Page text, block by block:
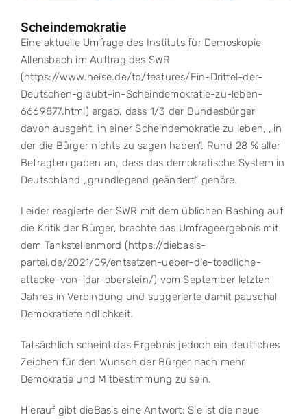
Scheindemokratie
Eine aktuelle Umfrage des Instituts für Demoskopie
Allensbach im Auftrag des SWR
(https://www.heise.de/tp/features/Ein-Drittel-der-
Deutschen-glaubt-in-Scheindemokratie-zu-leben-
6669877.html) ergab, dass 1/3 der Bundesbürger
davon ausgeht, in einer Scheindemokratie zu leben, „in
der die Bürger nichts zu sagen haben“. Rund 28 % aller
Befragten gaben an, dass das demokratische System in
Deutschland „grundlegend geändert“ gehöre.
Leider reagierte der SWR mit dem üblichen Bashing auf
die Kritik der Bürger, brachte das Umfrageergebnis mit
dem Tankstellenmord (https://diebasis-
partei.de/2021/09/entsetzen-ueber-die-toedliche-
attacke-von-idar-oberstein/) vom September letzten
Jahres in Verbindung und suggerierte damit pauschal
Demokratiefeindlichkeit.
Tatsächlich scheint das Ergebnis jedoch ein deutliches
Zeichen für den Wunsch der Bürger nach mehr
Demokratie und Mitbestimmung zu sein.
Hierauf gibt dieBasis eine Antwort: Sie ist die neue